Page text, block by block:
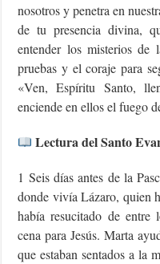
nosotros y penetra en
de tu presencia divina,
entender los misterios de
pruebas y el coraje para
«Ven, Espíritu Santo,
enciende en ellos el fuego
Lectura del Santo
1 Seis días antes de la
donde vivía Lázaro, quien
había resucitado de
cena para Jesús. Marta
que estaban sentados a la